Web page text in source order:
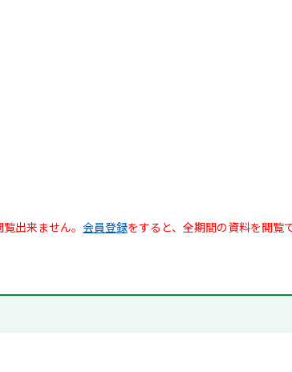
出来ません。 会員登録をすると、全期間の資料を閲覧